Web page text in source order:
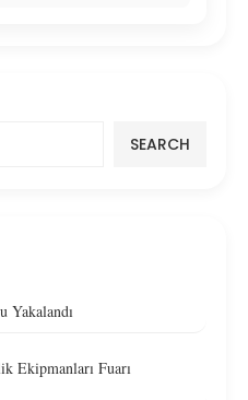
SEARCH
Yakalandı
Ekipmanları Fuarı